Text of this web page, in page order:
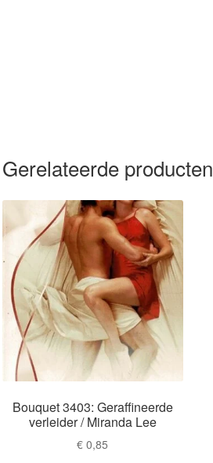
Gerelateerde producten
Bouquet 3403: Geraffineerde
verleider / Miranda Lee
€ 0,85